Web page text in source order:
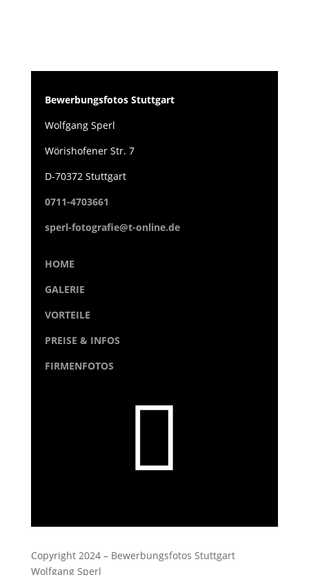
Bewerbungsfotos Stuttgart
Wolfgang Sperl
Wörishofener Str. 7
D-70372 Stuttgart
0711-4703661
sperl-fotografie@t-online.de
HOME
GALERIE
VORTEILE
PREISE & INFOS
FIRMENFOTOS

Copyright 2024 – Bewerbungsfotos Stuttgart
Wolfgang Sperl